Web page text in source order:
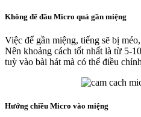
Không để đầu Micro quá gần miệng
Việc để gần miệng, tiếng sẽ bị
Nên khoảng cách tốt nhất là từ 5-
tuỳ vào bài hát mà có thể điều
Hướng chiều Micro vào miệng